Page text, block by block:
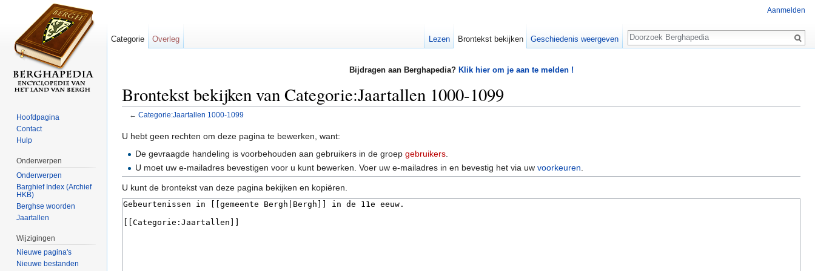
Bijdragen aan Berghapedia? Klik hier om je aan te melden !
Brontekst bekijken van Categorie:Jaartallen 1000-1099
← Categorie:Jaartallen 1000-1099
U hebt geen rechten om deze pagina te bewerken, want:
De gevraagde handeling is voorbehouden aan gebruikers in de groepgebruikers
U moet uw e-mailadres bevestigen voor u kunt bewerken. Voer uw e-mailadres in en bevestig het via uwvoorkeuren
U kunt de brontekst van deze pagina bekijken en kopiëren.
Aanmelden
Categorie Overleg Lezen Brontekst bekijken Geschiedenis weergeven
Zoeken
Hoofdpagina
Contact
Hulp
Onderwerpen
Onderwerpen
Barghief Index (Archief
HKB)
Berghse woorden
Jaartallen
Wijzigingen
Nieuwe pagina's
Nieuwe bestanden